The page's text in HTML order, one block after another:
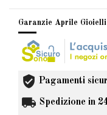
Garanzie Aprile Gioielli
Pagamenti
Spedizione in